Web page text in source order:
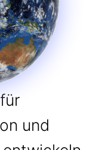
und